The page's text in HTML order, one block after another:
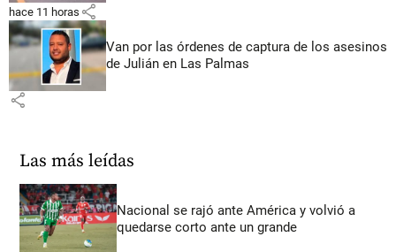
hace 11 horas share
Van por las órdenes de captura de los asesinos
de Julián en Las Palmas
share
Las más leídas
Nacional se rajó ante América y volvió a
quedarse corto ante un grande